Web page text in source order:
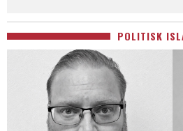
POLITISK